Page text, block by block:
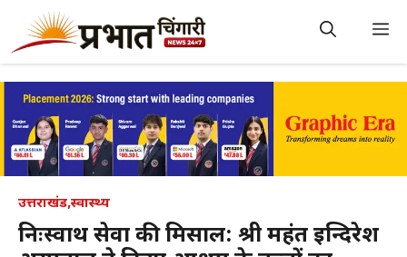
content
उत्तराखंड,स्वास्थ्य
निःस्वार्थ सेवा की मिसाल: श्री महंत इन्दिरेश